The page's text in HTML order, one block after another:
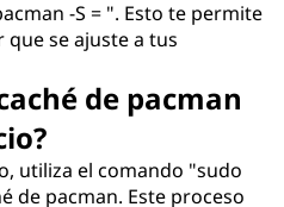
-S = ". Esto te permite
se ajuste a tus
de pacman
utiliza el comando "sudo
de pacman. Este proceso